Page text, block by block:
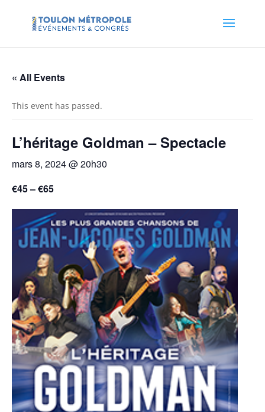
« All Events
This event has passed.
L’héritage Goldman – Spectacle
mars 8, 2024 @ 20h30
€45 – €65